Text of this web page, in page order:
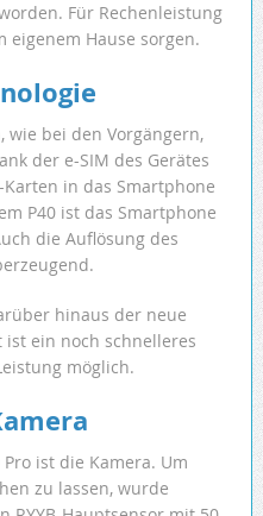
Für Rechenleistung
eigenem Hause sorgen.
wie bei den Vorgängern,
der e-SIM des Gerätes
in das Smartphone
P40 ist das Smartphone
die Auflösung des
hinaus der neue
ein noch schnelleres
möglich.
ist die Kamera. Um
zu lassen, wurde